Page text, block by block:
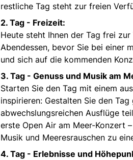
restliche Tag steht zur freien
2. Tag - Freizeit:
Heute steht Ihnen der Tag frei
Abendessen, bevor Sie bei einer
und sich auf die kommenden
3. Tag - Genuss und Musik am
Starten Sie den Tag mit einem
inspirieren: Gestalten Sie den
abwechslungsreichen Ausflüge
erste Open Air am Meer-Konzert
Musik und Meeresrauschen zu
4. Tag - Erlebnisse und